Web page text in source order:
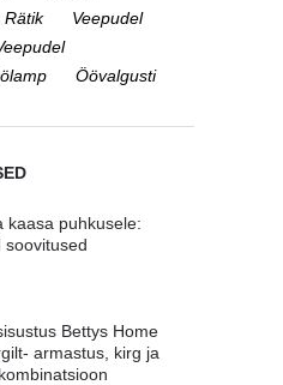
Rätik
Veepudel
Öövalgusti
kaasa puhkusele:
soovitused
Bettys Home
armastus, kirg ja